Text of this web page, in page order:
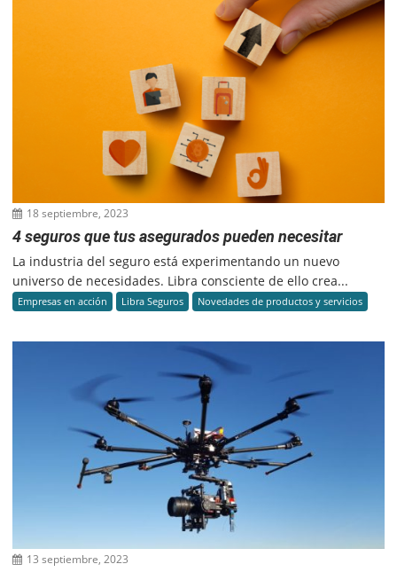
18 septiembre, 2023
4 seguros que tus asegurados pueden necesitar
La industria del seguro está experimentando un nuevo
universo de necesidades. Libra consciente de ello crea...
Empresas en acción Libra Seguros Novedades de productos y servicios
13 septiembre, 2023